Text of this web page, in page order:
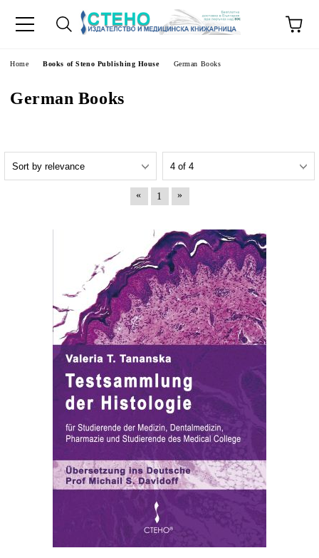
Home Books of Steno Publishing House German Books
German Books
« 1 »